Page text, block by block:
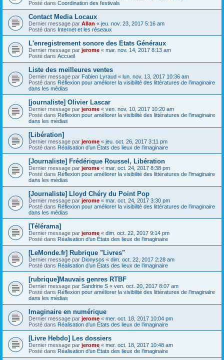
Posté dans Coordination des festivals
Contact Media Locaux
Dernier message par Allan « jeu. nov. 23, 2017 5:16 am
Posté dans Internet et les réseaux
L'enregistrement sonore des Etats Généraux
Dernier message par jerome « mar. nov. 14, 2017 8:13 am
Posté dans Accueil
Liste des meilleures ventes
Dernier message par Fabien Lyraud « lun. nov. 13, 2017 10:36 am
Posté dans Réflexion pour améliorer la visibilité des littératures de l’imaginaire
dans les médias
[journaliste] Olivier Lascar
Dernier message par jerome « ven. nov. 10, 2017 10:20 am
Posté dans Réflexion pour améliorer la visibilité des littératures de l’imaginaire
dans les médias
[Libération]
Dernier message par jerome « jeu. oct. 26, 2017 3:11 pm
Posté dans Réalisation d’un États des lieux de l’imaginaire
[Journaliste] Frédérique Roussel, Libération
Dernier message par jerome « mar. oct. 24, 2017 8:38 pm
Posté dans Réflexion pour améliorer la visibilité des littératures de l’imaginaire
dans les médias
[Journaliste] Lloyd Chéry du Point Pop
Dernier message par jerome « mar. oct. 24, 2017 3:30 pm
Posté dans Réflexion pour améliorer la visibilité des littératures de l’imaginaire
dans les médias
[Télérama]
Dernier message par jerome « dim. oct. 22, 2017 9:14 pm
Posté dans Réalisation d’un États des lieux de l’imaginaire
[LeMonde.fr] Rubrique "Livres"
Dernier message par Dionysos « dim. oct. 22, 2017 2:28 am
Posté dans Réalisation d’un États des lieux de l’imaginaire
[rubrique]Mauvais genres RTBF
Dernier message par Sandrine S « ven. oct. 20, 2017 8:07 am
Posté dans Réflexion pour améliorer la visibilité des littératures de l’imaginaire
dans les médias
Imaginaire en numérique
Dernier message par jerome « mer. oct. 18, 2017 10:04 pm
Posté dans Réalisation d’un États des lieux de l’imaginaire
[Livre Hebdo] Les dossiers
Dernier message par jerome « mer. oct. 18, 2017 10:48 am
Posté dans Réalisation d’un États des lieux de l’imaginaire